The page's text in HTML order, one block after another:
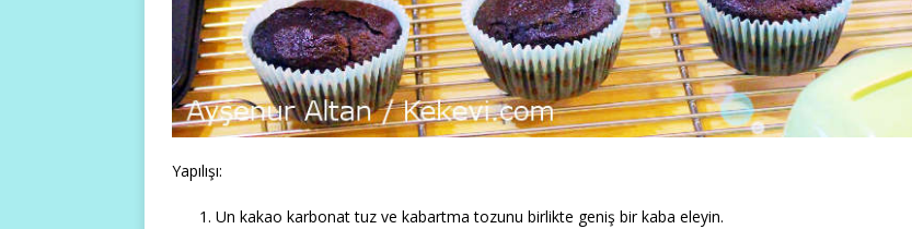
Yapılışı:
Un kakao karbonat tuz ve kabartma tozunu birlikte geniş bir kaba eleyin.